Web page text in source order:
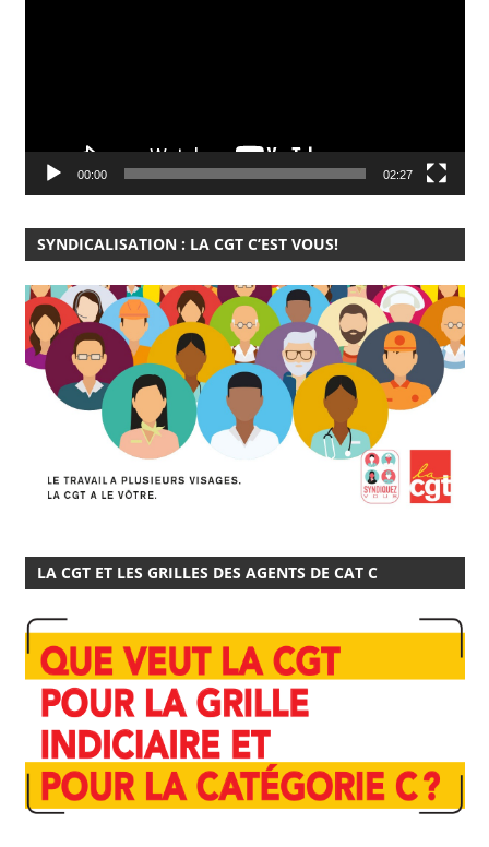
00:00 02:27
SYNDICALISATION : LA CGT C’EST VOUS!
LA CGT ET LES GRILLES DES AGENTS DE CAT C